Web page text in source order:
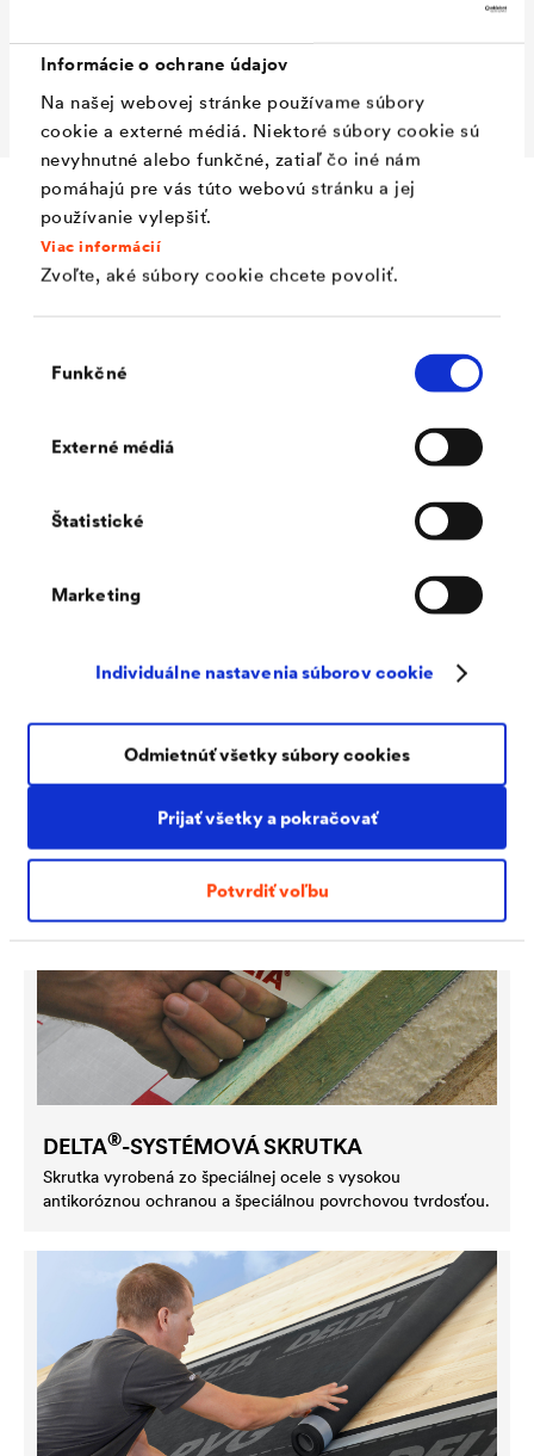
Informácie o ochrane údajov
Na našej webovej stránke používame súbory
cookie a externé médiá. Niektoré súbory cookie sú
nevyhnutné alebo funkčné, zatiaľ čo iné nám
pomáhajú pre vás túto webovú stránku a jej
používanie vylepšiť.
Viac informácií
Zvoľte, aké súbory cookie chcete povoliť.
súhlasu
Funkčné
Externé médiá
Štatistické
Marketing
Individuálne nastavenia súborov cookie
Prijať všetky a pokračovať
Potvrdiť voľbu
Odmietnúť všetky súbory cookies
SP: 2,40 x 1,24 m, pero /
Doplnky
®
Vodotesný a celoplošné samolepiaci pás pre bezpečné
vytváranie spojov a prestupov.
DELTA®-SYSTÉMOVÁ SKRUTKA
Skrutka vyrobená zo špeciálnej ocele s vysokou
antikoróznou ochranou a špeciálnou povrchovou tvrdosťou.